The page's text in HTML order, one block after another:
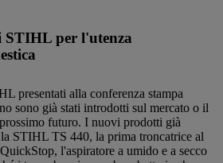
per l'utenza
presentati alla conferenza stampa
sono già stati introdotti sul mercato o il
futuro. I nuovi prodotti già
STIHL TS 440, la prima troncatrice al
l'aspiratore a umido e a secco